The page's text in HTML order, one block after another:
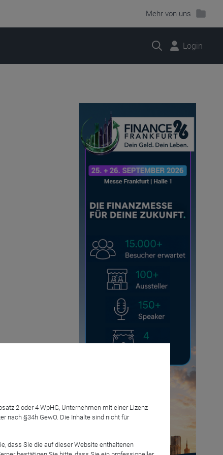
Mehr von uns
Suche Login
Anmelden
2 oder 4 WpHG, Unternehmen mit einer Lizenz
nach §34h GewO. Die Inhalte sind nicht für
dass Sie die auf dieser Website enthaltenen